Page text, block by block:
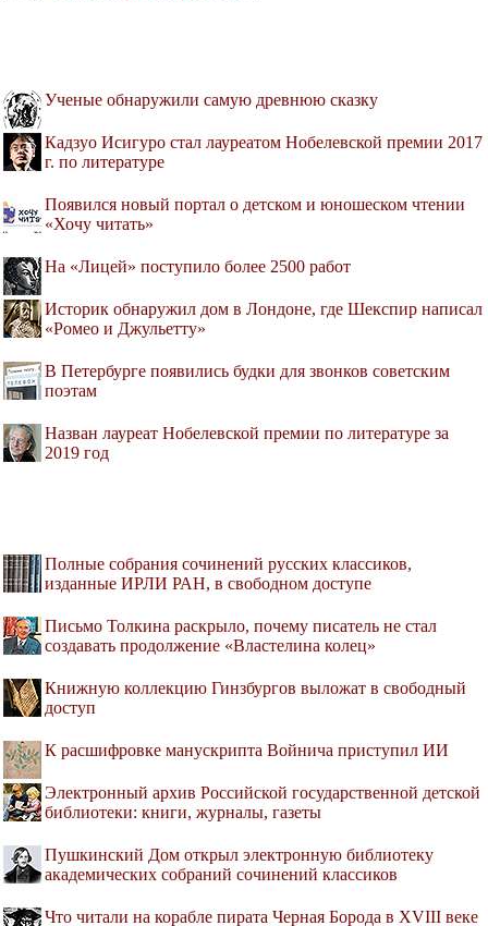
Ученые обнаружили самую древнюю сказку
Кадзуо Исигуро стал лауреатом Нобелевской премии 2017
г. по литературе
Появился новый портал о детском и юношеском чтении
«Хочу читать»
На «Лицей» поступило более 2500 работ
Историк обнаружил дом в Лондоне, где Шекспир написал
«Ромео и Джульетту»
В Петербурге появились будки для звонков советским
поэтам
Назван лауреат Нобелевской премии по литературе за
2019 год
Полные собрания сочинений русских классиков,
изданные ИРЛИ РАН, в свободном доступе
Письмо Толкина раскрыло, почему писатель не стал
создавать продолжение «Властелина колец»
Книжную коллекцию Гинзбургов выложат в свободный
доступ
К расшифровке манускрипта Войнича приступил ИИ
Электронный архив Российской государственной детской
библиотеки: книги, журналы, газеты
Пушкинский Дом открыл электронную библиотеку
академических собраний сочинений классиков
Что читали на корабле пирата Черная Борода в XVIII веке